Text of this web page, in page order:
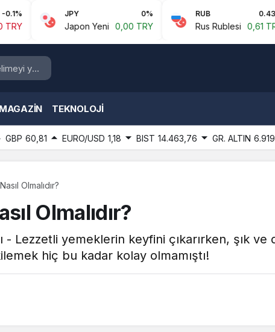
JPY
Japon Yeni 0,00 TRY
RUB 0.43%
Rus Rublesi 0,61 TRY
MAGAZIN TEKNOLOJI
GBP 60,81 EURO/USD 1,18 BIST 14.463,76 GR. ALTIN
Olmalıdır?
Olmalıdır?
- Lezzetli yemeklerin keyfini çıkarırken, şık ve
hiç bu kadar kolay olmamıştı!